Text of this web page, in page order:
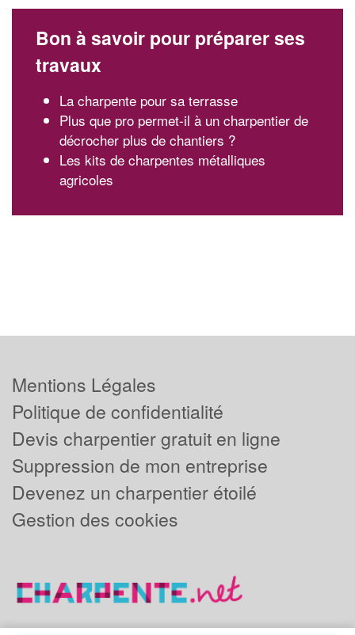
Bon à savoir pour préparer ses
travaux
La charpente pour sa terrasse
Plus que pro permet-il à un charpentier de
décrocher plus de chantiers ?
Les kits de charpentes métalliques
agricoles
Mentions Légales
Politique de confidentialité
Devis charpentier gratuit en ligne
Suppression de mon entreprise
Devenez un charpentier étoilé
Gestion des cookies